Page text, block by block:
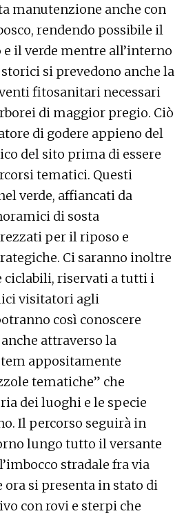
manutenzione anche con
rendendo possibile il
il verde mentre all’interno
si prevedono anche la
fitosanitari necessari
di maggior pregio. Ciò
di godere appieno del
del sito prima di essere
tematici. Questi
verde, affiancati da
di sosta
per il riposo e
Ci saranno inoltre
ciclabili, riservati a tutti i
visitatori agli
così conoscere
attraverso la
appositamente
tematiche” che
dei luoghi e le specie
Il percorso seguirà in
lungo tutto il versante
stradale fra via
ora si presenta in stato di
con rovi e sterpi che